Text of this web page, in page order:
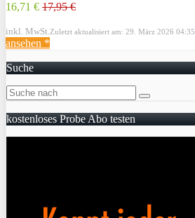
16,71 € 17,95 €
inkl. MwSt. Zuletzt aktualisiert am: 29. März 2026 04:35
ansehen *
Suche
kostenloses Probe Abo testen